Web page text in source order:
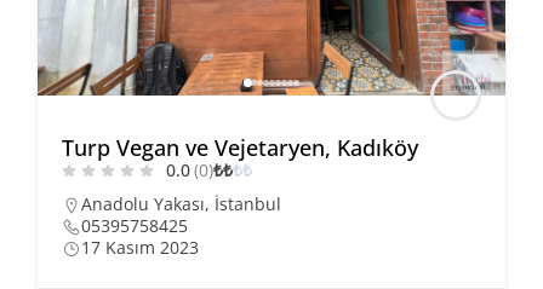
Turp Vegan ve Vejetaryen, Kadıköy
0.0(0)₺₺₺₺
Anadolu Yakası, İstanbul
05395758425
17 Kasım 2023